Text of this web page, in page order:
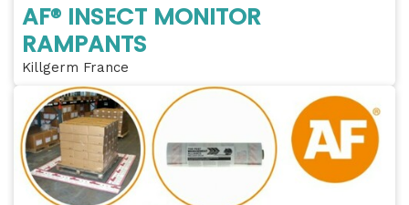
AF® INSECT MONITOR
RAMPANTS
Killgerm France